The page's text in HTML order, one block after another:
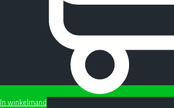
In winkelmand